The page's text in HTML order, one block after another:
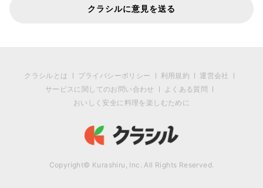
クラシルに意見を送る
クラシルとは プライバシーポリシー 利用規約
運営会社
サービスに関してのお問い合わせ
よくある質問
おいしく安全に料理を楽しむために
Copyright© Kurashiru, Inc. All Rights Reserved.